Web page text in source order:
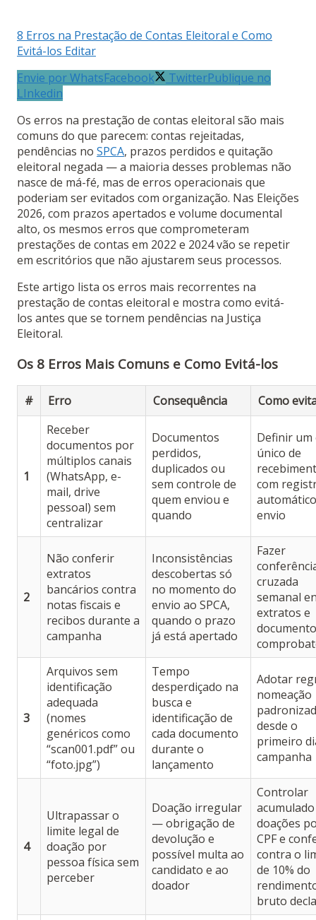
8 Erros na Prestação de Contas Eleitoral e Como
Evitá-los Editar
Envie por WhatsFacebook TwitterPublique no
LInkedin
Os erros na prestação de contas eleitoral são mais
comuns do que parecem: contas rejeitadas,
pendências no SPCA, prazos perdidos e quitação
eleitoral negada — a maioria desses problemas não
nasce de má-fé, mas de erros operacionais que
poderiam ser evitados com organização. Nas Eleições
2026, com prazos apertados e volume documental
alto, os mesmos erros que comprometeram
prestações de contas em 2022 e 2024 vão se repetir
em escritórios que não ajustarem seus processos.
Este artigo lista os erros mais recorrentes na
prestação de contas eleitoral e mostra como evitá-
los antes que se tornem pendências na Justiça
Eleitoral.
Os 8 Erros Mais Comuns e Como Evitá-los
# Erro Consequência Como
1
Receber
documentos por
múltiplos canais
(WhatsApp, e-
mail, drive
pessoal) sem
centralizar
Documentos
perdidos,
duplicados ou
sem controle de
quem enviou e
quando
Definir um
único de
com
envio
2
Não conferir
extratos
bancários contra
notas fiscais e
recibos durante a
campanha
Inconsistências
descobertas só
no momento do
envio ao SPCA,
quando o prazo
já está apertado
Fazer
cruzada
semanal
extratos e
3
Arquivos sem
identificação
adequada
(nomes
genéricos como
“scan001.pdf” ou
“foto.jpg”)
Tempo
desperdiçado na
busca e
identificação de
cada documento
durante o
lançamento
Adotar
nomeação
desde o
primeiro
campanha
4
Ultrapassar o
limite legal de
doação por
pessoa física sem
perceber
Doação irregular
— obrigação de
devolução e
possível multa ao
candidato e ao
doador
Controlar
doações
CPF e
contra o
de 10% do
bruto